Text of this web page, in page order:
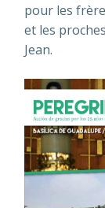
pour les
et les
Jean.